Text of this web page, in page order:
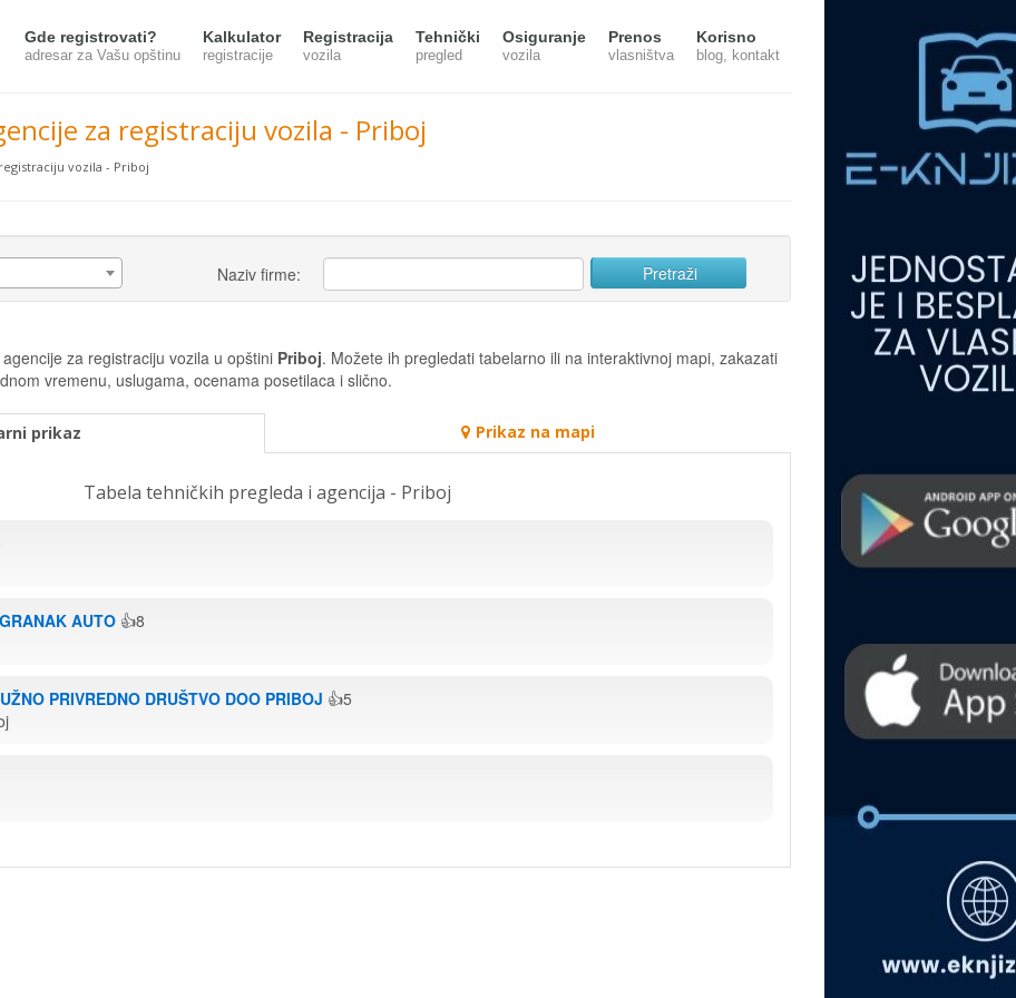
Gde registrovati?
adresar za Vašu opštinu
Kalkulator
registracije
Registracija
vozila
Tehnički
pregled
Osiguranje
vozila
Prenos
vlasništva
Korisno
blog, kontakt
za registraciju vozila - Priboj
vozila - Priboj
Naziv firme:
za registraciju vozila u opštini Priboj. Možete ih pregledati tabelarno ili na interaktivnoj mapi, zakazati
vremenu, uslugama, ocenama posetilaca i slično.
prikaz Prikaz na mapi
Tabela tehničkih pregleda i agencija - Priboj
AUTO 👍8
PRIVREDNO DRUŠTVO DOO PRIBOJ 👍5